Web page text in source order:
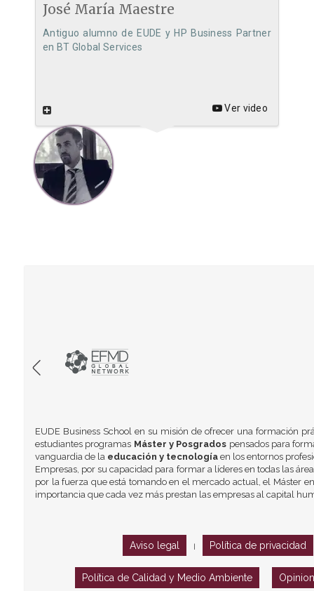
José María Maestre
Antiguo alumno de EUDE y HP Business Partner
en BT Global Services
Ver video
EUDE Business School en su misión de ofrecer una formación
estudiantes programas Máster y Posgrados pensados para
vanguardia de la educación y tecnología en los entornos
Empresas, por su capacidad para formar a líderes en todas las
por la fuerza que está tomando en el mercado actual, el Máster
importancia que cada vez más prestan las empresas al capital
Aviso legal Política de privacidad
Política de Calidad y Medio Ambiente